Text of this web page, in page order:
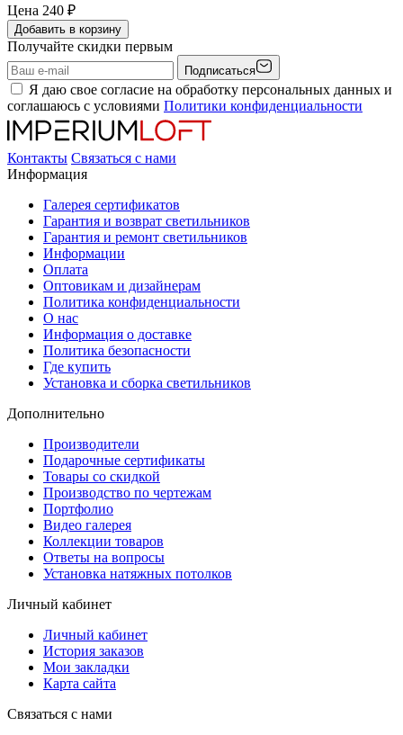
Цена 240 ₽
Добавить в корзину
Получайте скидки первым
Подписаться
Я даю свое согласие на обработку персональных данных и
соглашаюсь с условиями Политики конфиденциальности
Контакты Связаться с нами
Информация
Галерея сертификатов
Гарантия и возврат светильников
Гарантия и ремонт светильников
Информации
Оплата
Оптовикам и дизайнерам
Политика конфиденциальности
О нас
Информация о доставке
Политика безопасности
Где купить
Установка и сборка светильников
Дополнительно
Производители
Подарочные сертификаты
Товары со скидкой
Производство по чертежам
Портфолио
Видео галерея
Коллекции товаров
Ответы на вопросы
Установка натяжных потолков
Личный кабинет
Личный кабинет
История заказов
Мои закладки
Карта сайта
Связаться с нами